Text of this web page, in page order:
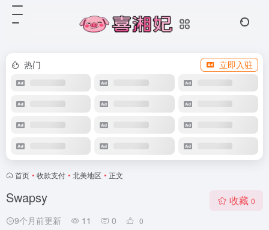
热门 立即入驻
首页 • 收款支付 • 北美地区 • 正文
Swapsy
9个月前更新 11 0 0
收藏 0